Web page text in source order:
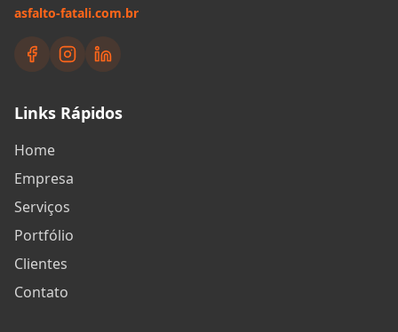
asfalto-fatali.com.br
Links Rápidos
Home
Empresa
Serviços
Portfólio
Clientes
Contato